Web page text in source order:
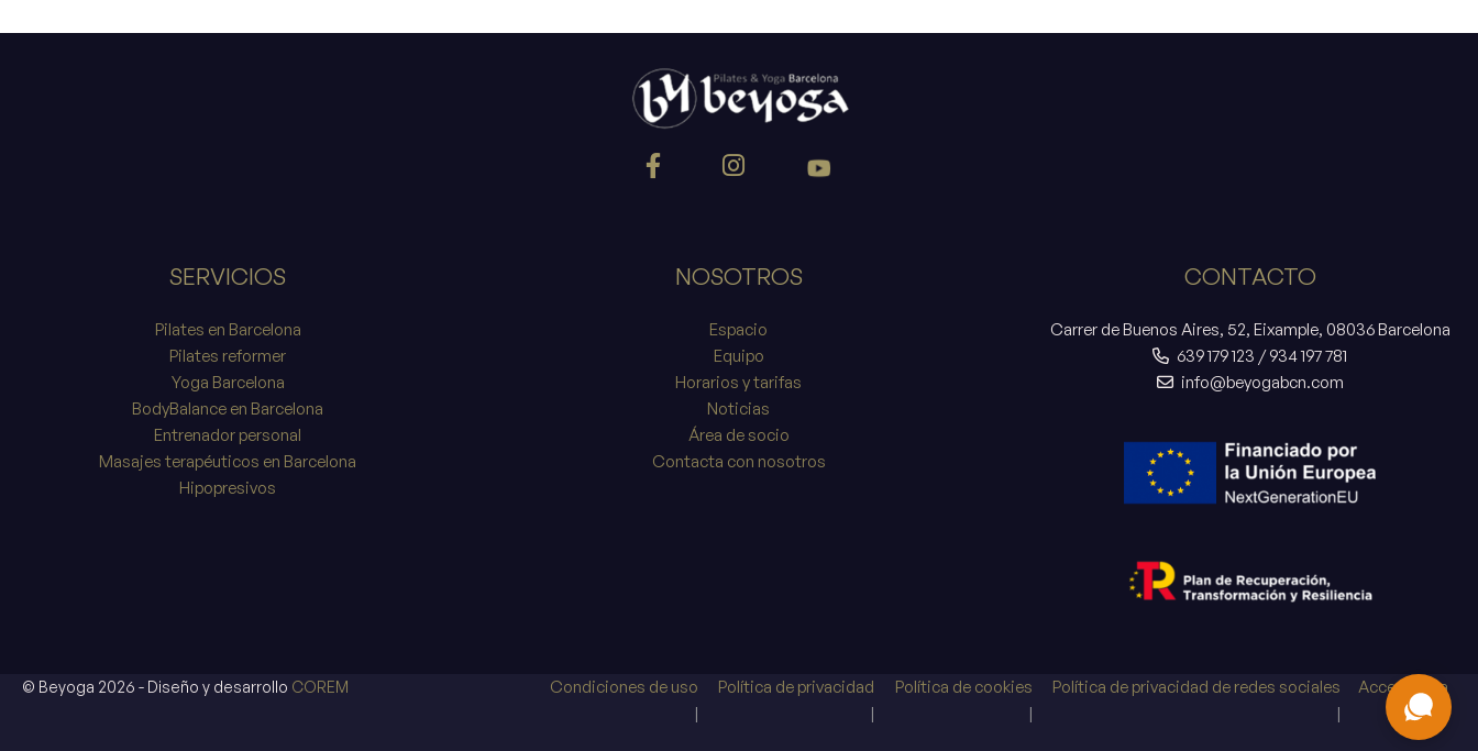
SERVICIOS
Pilates en Barcelona
Pilates reformer
Yoga Barcelona
BodyBalance en Barcelona
Entrenador personal
Masajes terapéuticos en Barcelona
Hipopresivos
NOSOTROS
Espacio
Equipo
Horarios y tarifas
Noticias
Área de socio
Contacta con nosotros
CONTACTO
Carrer de Buenos Aires, 52, Eixample, 08036 Barcelona
639 179 123 /934 197 781
info@beyogabcn.com
© Beyoga 2026 - Diseño y desarrollo COREM Condiciones de uso Política de privacidad Política de cookies Política de privacidad de redes sociales
Accesibilida